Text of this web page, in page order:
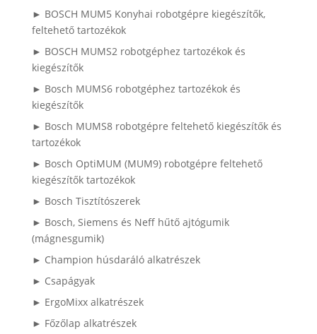
► BOSCH MUM5 Konyhai robotgépre kiegészítők,
feltehető tartozékok
► BOSCH MUMS2 robotgéphez tartozékok és
kiegészítők
► Bosch MUMS6 robotgéphez tartozékok és
kiegészítők
► Bosch MUMS8 robotgépre feltehető kiegészítők és
tartozékok
► Bosch OptiMUM (MUM9) robotgépre feltehető
kiegészítők tartozékok
► Bosch Tisztítószerek
► Bosch, Siemens és Neff hűtő ajtógumik
(mágnesgumik)
► Champion húsdaráló alkatrészek
► Csapágyak
► ErgoMixx alkatrészek
► Főzőlap alkatrészek